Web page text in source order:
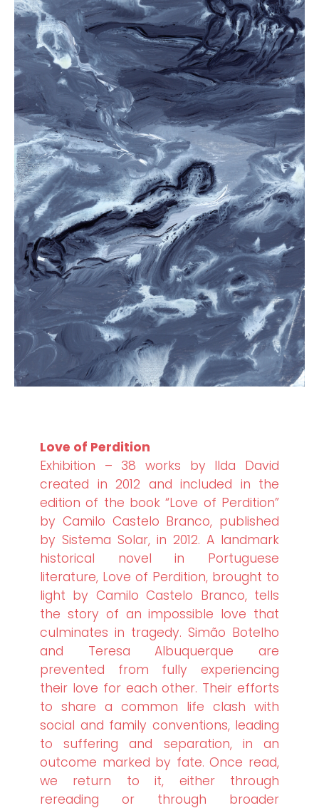
Love of Perdition
Exhibition – 38 works by Ilda David
created in 2012 and included in the
edition of the book “Love of Perdition”
by Camilo Castelo Branco, published
by Sistema Solar, in 2012. A landmark
historical novel in Portuguese
literature, Love of Perdition, brought to
light by Camilo Castelo Branco, tells
the story of an impossible love that
culminates in tragedy. Simão Botelho
and Teresa Albuquerque are
prevented from fully experiencing
their love for each other. Their efforts
to share a common life clash with
social and family conventions, leading
to suffering and separation, in an
outcome marked by fate. Once read,
we return to it, either through
rereading or through broader